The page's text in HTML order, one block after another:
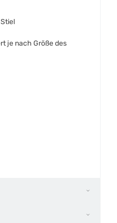
je nach Größe des